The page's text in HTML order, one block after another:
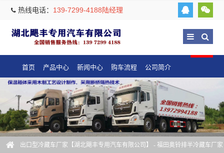
热线电话： 139-7299-4188陆经理
首页 产品中心 新闻中心 购车流程 公司简介
出口型冷藏车厂家【湖北飓丰专用汽车有限公司】 - 福田奥铃排半冷藏车厂家